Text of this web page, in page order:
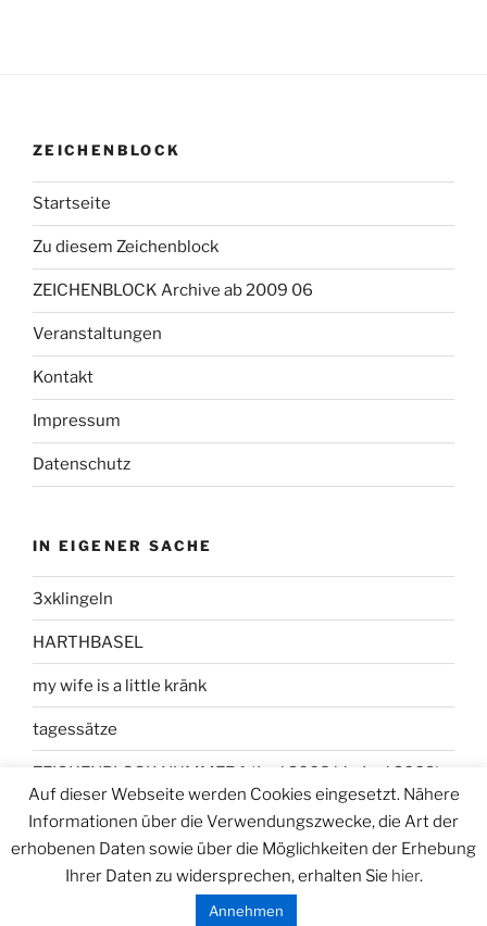
ZEICHENBLOCK
Startseite
Zu diesem Zeichenblock
ZEICHENBLOCK Archive ab 2009 06
Veranstaltungen
Kontakt
Impressum
Datenschutz
IN EIGENER SACHE
3xklingeln
HARTHBASEL
my wife is a little kränk
tagessätze
ZEICHENBLOCK NUMMER 1 (Juni 2008 bis Juni 2009)
Datenschutzerklärung Stolz präsentiert von WordPress
Auf dieser Webseite werden Cookies eingesetzt. Nähere
Informationen über die Verwendungszwecke, die Art der
erhobenen Daten sowie über die Möglichkeiten der Erhebung
Ihrer Daten zu widersprechen, erhalten Sie hier.
Annehmen